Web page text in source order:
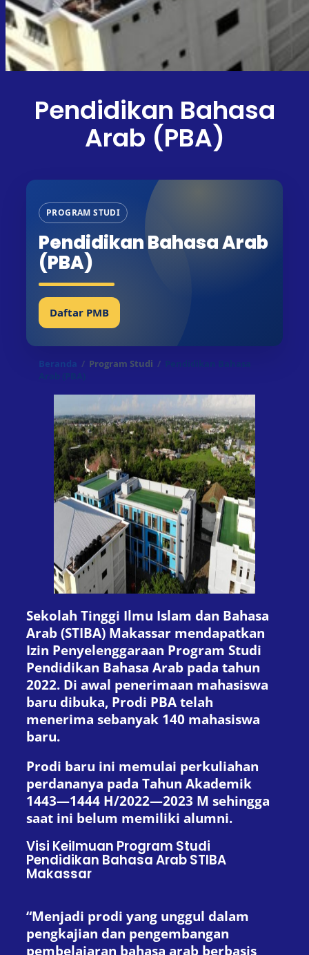
Pendidikan Bahasa
Arab (PBA)
PROGRAM STUDI
Pendidikan Bahasa Arab
(PBA)
Daftar PMB
Beranda / Program Studi /
Sekolah Tinggi Ilmu Islam dan Bahasa
Arab (STIBA) Makassar mendapatkan
Izin Penyelenggaraan Program Studi
Pendidikan Bahasa Arab pada tahun
2022. Di awal penerimaan mahasiswa
baru dibuka, Prodi PBA telah
menerima sebanyak 140 mahasiswa
baru.
Prodi baru ini memulai perkuliahan
perdananya pada Tahun Akademik
1443—1444 H/2022—2023 M sehingga
saat ini belum memiliki alumni.
Visi Keilmuan Program Studi
Pendidikan Bahasa Arab STIBA
Makassar
“Menjadi prodi yang unggul dalam
pengkajian dan pengembangan
pembelajaran bahasa arab berbasis